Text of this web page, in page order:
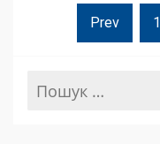
Пагінація
Записів
Prev 1